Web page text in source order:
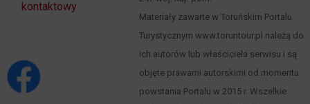
kontaktowy
Materiały zawarte w Toruńskim Portalu
Turystycznym www.toruntour.pl należą do
ich autorów lub właściciela serwisu i są
objęte prawami autorskimi od momentu
powstania Portalu w 2015 r. Wszelkie